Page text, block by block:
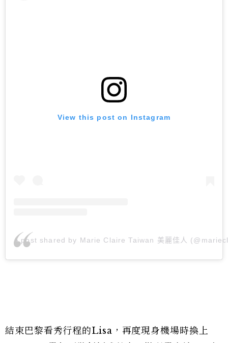
View this post on Instagram
A post shared by Marie Claire Taiwan 美麗佳人
結束巴黎看秀行程的Lisa，再度現身機場時換上